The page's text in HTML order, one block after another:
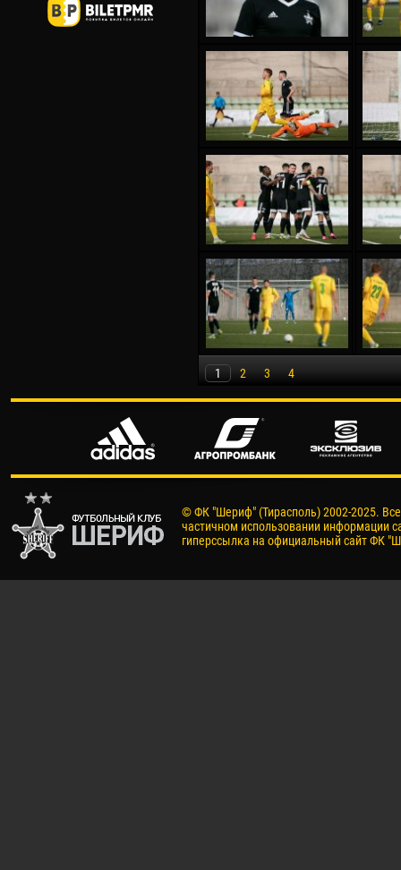
1 2 3 4
© ФК "Шериф" (Тирасполь) 2002-2025.
частичном использовании информации
гиперссылка на официальный сайт ФК